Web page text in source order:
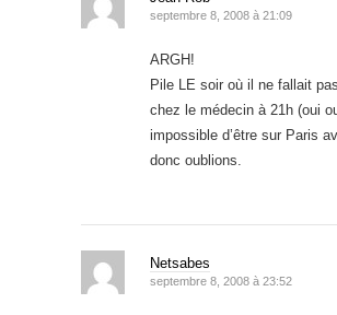
septembre 8, 2008 à 21:09
ARGH!
Pile LE soir où il ne fallait
chez le médecin à 21h (oui
impossible d’être sur Paris
donc oublions.
Netsabes
septembre 8, 2008 à 23:52